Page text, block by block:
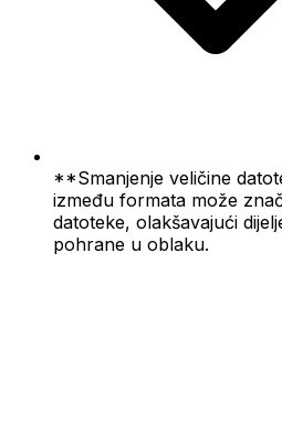
**Smanjenje veličine
između formata može
datoteke, olakšavajući
pohrane u oblaku.